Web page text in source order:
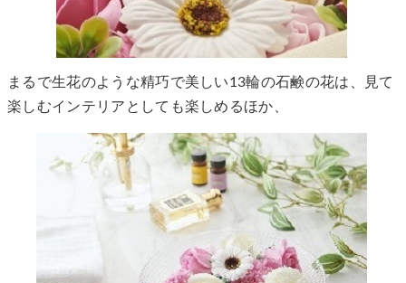
まるで生花のような精巧で美しい13輪の石鹸の花は、見て
楽しむインテリアとしても楽しめるほか、